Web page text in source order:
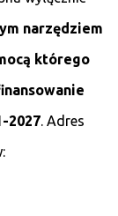
narzędziem
którego
2027. Adres